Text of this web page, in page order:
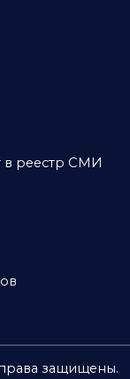
в реестр СМИ
защищены.